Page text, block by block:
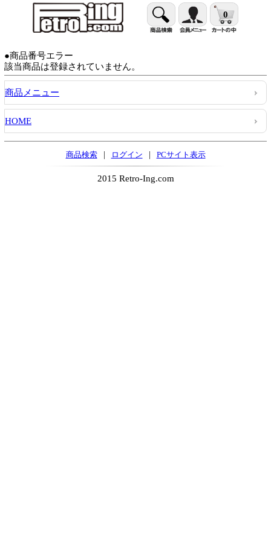
0
●商品番号エラー
該当商品は登録されていません。
商品メニュー
HOME
商品検索 | ログイン | PCサイト表示
2015 Retro-Ing.com